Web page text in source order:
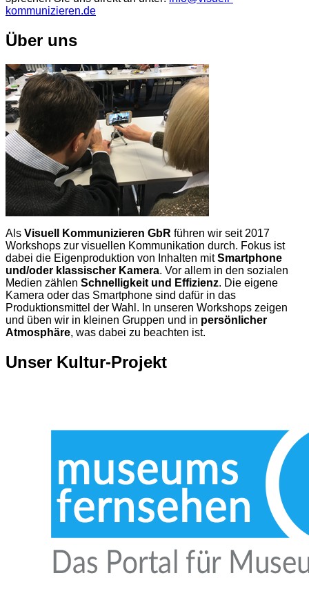
kommunizieren.de
Über uns
Als Visuell Kommunizieren GbR führen wir seit 2017
Workshops zur visuellen Kommunikation durch. Fokus ist
dabei die Eigenproduktion von Inhalten mitSmartphone
und/oder klassischer Kamera. Vor allem in den sozialen
Medien zählen Schnelligkeit und Effizienz. Die eigene
Kamera oder das Smartphone sind dafür in das
Produktionsmittel der Wahl. In unseren Workshops zeigen
und üben wir in kleinen Gruppen und in persönlicher
Atmosphäre, was dabei zu beachten ist.
Unser Kultur-Projekt